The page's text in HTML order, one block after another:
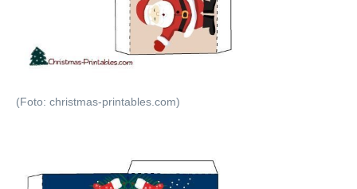
(Foto: christmas-printables.com)